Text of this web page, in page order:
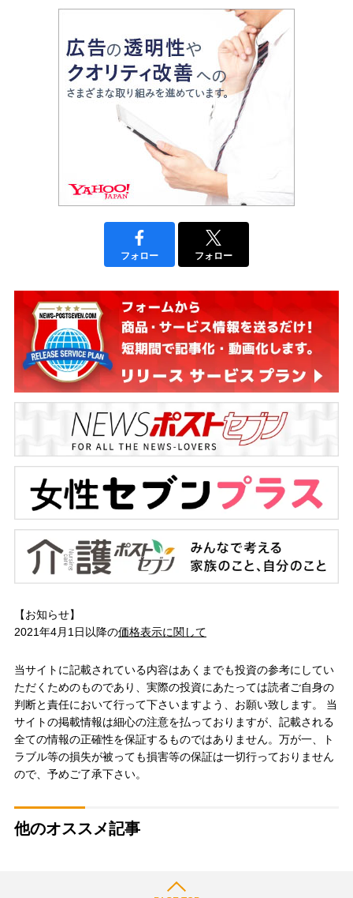
フォロー フォロー
【お知らせ】
2021年4月1日以降の価格表示に関して
当サイトに記載されている内容はあくまでも投資の参考にしてい
ただくためのものであり、実際の投資にあたっては読者ご自身の
判断と責任において行って下さいますよう、お願い致します。 当
サイトの掲載情報は細心の注意を払っておりますが、記載される
全ての情報の正確性を保証するものではありません。万が一、ト
ラブル等の損失が被っても損害等の保証は一切行っておりません
ので、予めご了承下さい。
他のオススメ記事